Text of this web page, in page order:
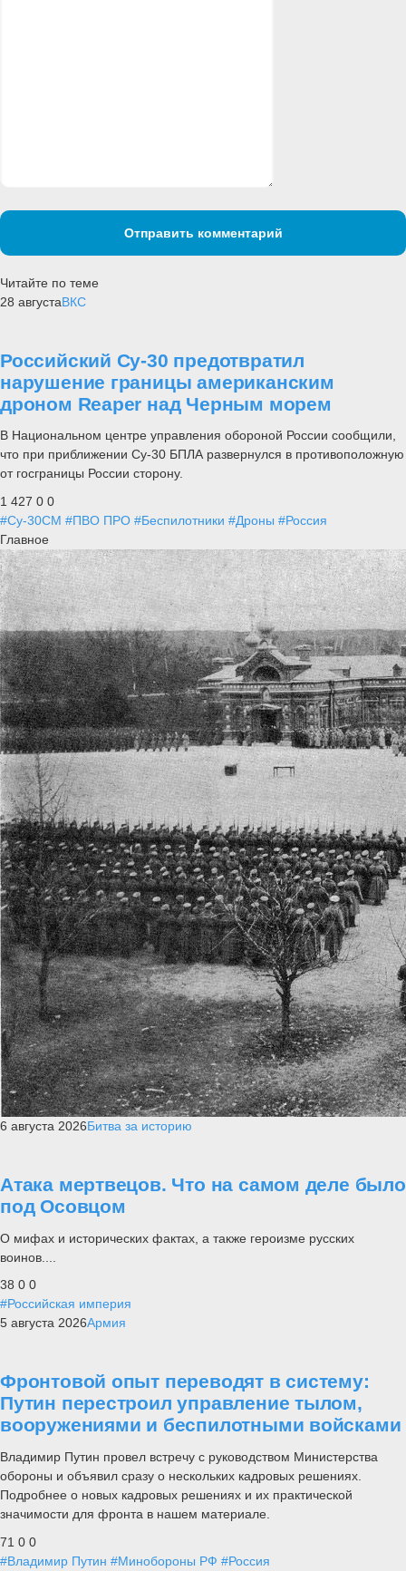
Отправить комментарий
Читайте по теме
28 августаВКС
Российский Су-30 предотвратил
нарушение границы американским
дроном Reaper над Черным морем
В Национальном центре управления обороной России сообщили,
что при приближении Су-30 БПЛА развернулся в противоположную
от госграницы России сторону.
1 427 0 0
#Су-30СМ #ПВО ПРО #Беспилотники #Дроны #Россия
Главное
6 августа 2026Битва за историю
Атака мертвецов. Что на самом деле было
под Осовцом
О мифах и исторических фактах, а также героизме русских
воинов....
38 0 0
#Российская империя
5 августа 2026Армия
Фронтовой опыт переводят в систему:
Путин перестроил управление тылом,
вооружениями и беспилотными войсками
Владимир Путин провел встречу с руководством Министерства
обороны и объявил сразу о нескольких кадровых решениях.
Подробнее о новых кадровых решениях и их практической
значимости для фронта в нашем материале.
71 0 0
#Владимир Путин #Минобороны РФ #Россия